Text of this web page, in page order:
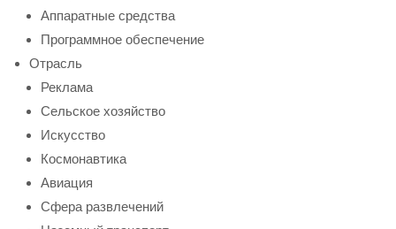
Аппаратные средства
Программное обеспечение
Отрасль
Реклама
Сельское хозяйство
Искусство
Космонавтика
Авиация
Сфера развлечений